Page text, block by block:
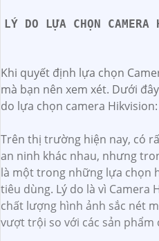
LÝ DO LỰA CHỌN
Khi quyết định lựa chọn
mà bạn nên xem xét. Dưới
do lựa chọn camera Hikvision:
Trên thị trường hiện nay, có
an ninh khác nhau, nhưng
là một trong những lựa chọn
tiêu dùng. Lý do là vì Camera
chất lượng hình ảnh sắc nét
vượt trội so với các sản phẩm